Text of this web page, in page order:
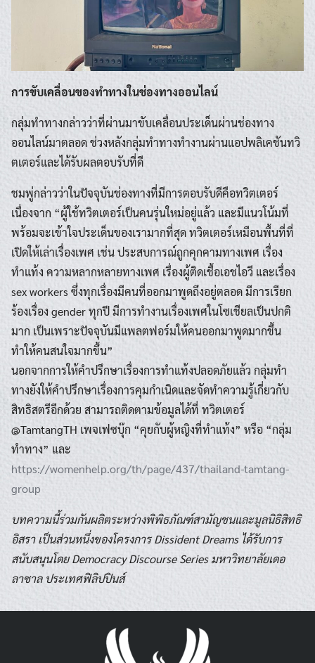
การขับเคลื่อนของทำทางในช่องทางออนไลน์
กลุ่มทำทางกล่าวว่าที่ผ่านมาขับเคลื่อนประเด็นผ่านช่องทาง
ออนไลน์มาตลอด ช่วงหลังกลุ่มทำทางทำงานผ่านแอปพลิเคชันทวิ
ตเตอร์และได้รับผลตอบรับที่ดี
ชมพู่กล่าวว่าในปัจจุบันช่องทางที่มีการตอบรับดีคือทวิตเตอร์
เนื่องจาก “ผู้ใช้ทวิตเตอร์เป็นคนรุ่นใหม่อยู่แล้ว และมีแนวโน้มที่
พร้อมจะเข้าใจประเด็นของเรามากที่สุด ทวิตเตอร์เหมือนพื้นที่ที่
เปิดให้เล่าเรื่องเพศ เช่น ประสบการณ์ถูกคุกคามทางเพศ เรื่อง
ทำแท้ง ความหลากหลายทางเพศ เรื่องผู้ติดเชื้อเอชไอวี และเรื่อง
sex workers ซึ่งทุกเรื่องมีคนที่ออกมาพูดถึงอยู่ตลอด มีการเรียก
ร้องเรื่อง gender ทุกปี มีการทำงานเรื่องเพศในโซเชียลเป็นปกติ
มาก เป็นเพราะปัจจุบันมีแพลตฟอร์มให้คนออกมาพูดมากขึ้น
ทำให้คนสนใจมากขึ้น”
นอกจากการให้คำปรึกษาเรื่องการทำแท้งปลอดภัยแล้ว กลุ่มทำ
ทางยังให้คำปรึกษาเรื่องการคุมกำเนิดและจัดทำความรู้เกี่ยวกับ
สิทธิสตรีอีกด้วย สามารถติดตามข้อมูลได้ที่ ทวิตเตอร์
@TamtangTH เพจเฟซบุ๊ก “คุยกับผู้หญิงที่ทำแท้ง” หรือ “กลุ่ม
ทำทาง” และ
https://womenhelp.org/th/page/437/thailand-tamtang-
group
บทความนี้ร่วมกันผลิตระหว่างพิพิธภัณฑ์สามัญชนและมูลนิธิสิทธิ
อิสรา เป็นส่วนหนึ่งของโครงการ Dissident Dreams ได้รับการ
สนับสนุนโดย Democracy Discourse Series มหาวิทยาลัยเดอ
ลาซาล ประเทศฟิลิปปินส์